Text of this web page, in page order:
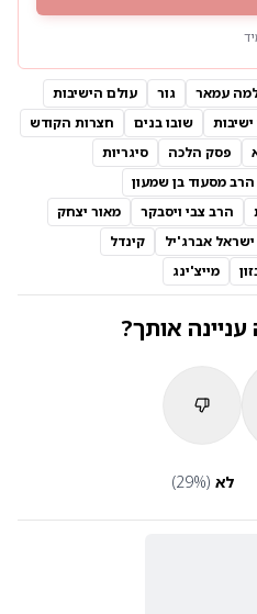
עמאר גור
עולם הישיבות
שובו בנים
חצרות הקודש
פסק הלכה
סיגריות
הרב מסעוד בן שמעון
הרב צבי ויסבקר
מאור יצחק
אברג'יל
קינדל
מייצ'ינג
אותך?
לא (
29%)